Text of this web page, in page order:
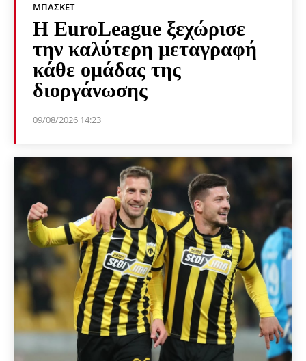
ΜΠΆΣΚΕΤ
Η EuroLeague ξεχώρισε
την καλύτερη μεταγραφή
κάθε ομάδας της
διοργάνωσης
09/08/2026 14:23